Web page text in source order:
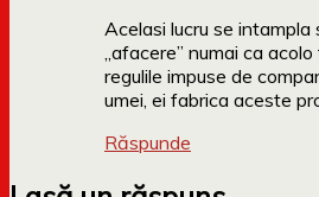
Acelasi lucru se
„afacere” numai ca
regulile impuse de
umei, ei fabrica aceste
Răspunde